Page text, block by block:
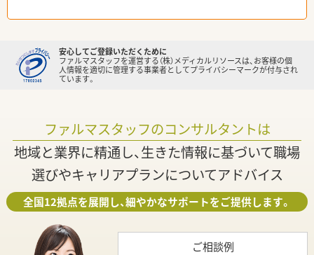
安心してご登録いただくために
ファルマスタッフを運営する（株）メディカルリソースは、お客様の個
人情報を適切に管理する事業者としてプライバシーマークが付与され
ています。
ファルマスタッフのコンサルタントは
地域と業界に精通し、生きた情報に基づいて職場
選びやキャリアプランについてアドバイス
全国12拠点を展開し、細やかなサポートをご提供します。
ご相談例